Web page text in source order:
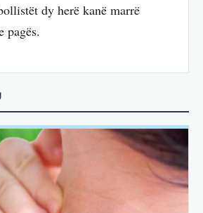
dy herë kanë marrë
pagës.